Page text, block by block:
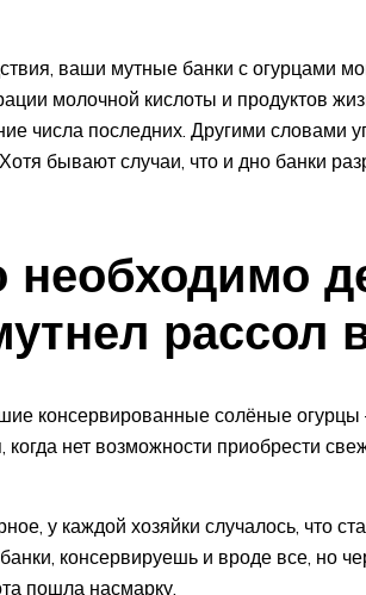
ваши мутные банки с огурцами
молочной кислоты и продуктов
числа последних. Другими словами
бывают случаи, что и дно банки
необходимо
рассол
консервированные солёные
когда нет возможности приобрести
у каждой хозяйки случалось, что
консервируешь и вроде все, но
пошла насмарку.